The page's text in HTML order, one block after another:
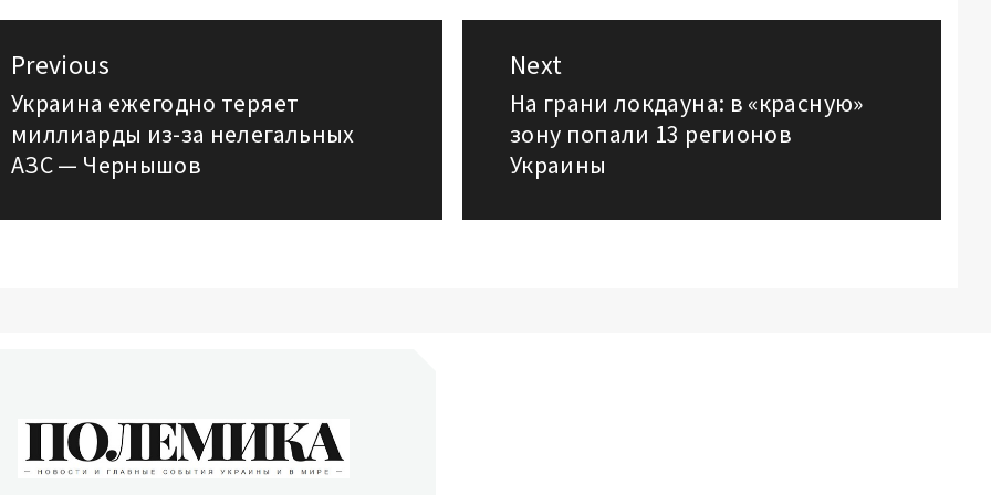
Previous
Previous
post:
Украина ежегодно теряет
миллиарды из-за нелегальных
АЗС — Чернышов
Next
Next
post:
На грани локдауна: в «красную»
зону попали 13 регионов
Украины